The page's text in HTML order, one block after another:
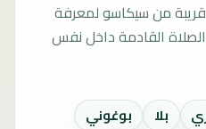
من سيكاسو لمعرفة
القادمة داخل نفس
بلا
بوغوني